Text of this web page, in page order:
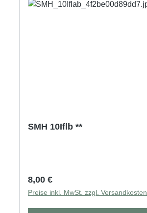
SMH 10Iflb **
Regulärer Preis:
8,00 €
Preise inkl. MwSt. zzgl. Versandkosten